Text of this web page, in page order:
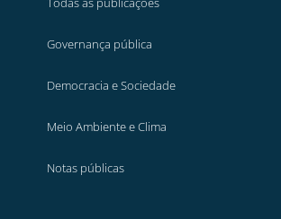
Governança pública
Democracia e Sociedade
Meio Ambiente e Clima
Notas públicas